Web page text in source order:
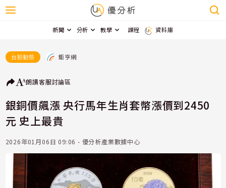
新聞 分析 教學 課程 資料庫
台股動態 鉅亨網
朗讀客服討論區
銀銅價飆漲 央行馬年生肖套幣漲價到2450
元 史上最貴
2026年01月06日 09:06 - 優分析產業數據中心